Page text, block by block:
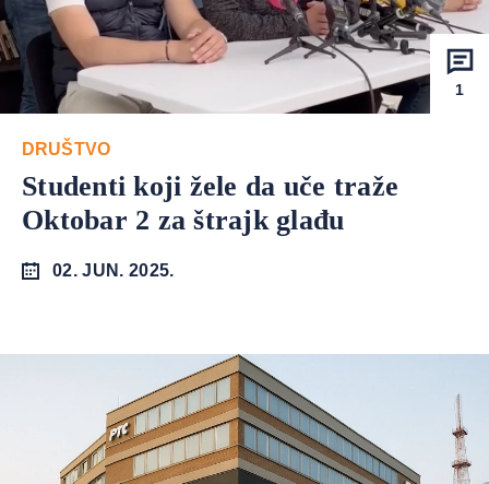
1
DRUŠTVO
Studenti koji žele da uče traže
Oktobar 2 za štrajk glađu
02. JUN. 2025.